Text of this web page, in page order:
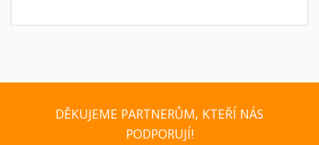
DĚKUJEME PARTNERŮM, KTEŘÍ NÁS
PODPORUJÍ!